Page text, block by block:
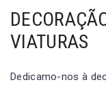
VIATURAS
Dedicamo-nos à